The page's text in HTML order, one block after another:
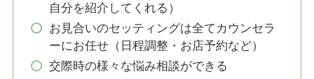
自分を紹介してくれる）
お見合いのセッティングは全てカウンセラ
ーにお任せ（日程調整・お店予約など）
交際時の様々な悩み相談ができる